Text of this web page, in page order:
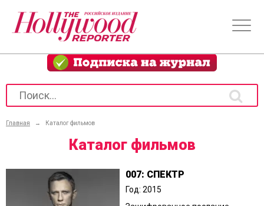
Главная → Каталог фильмов
Каталог фильмов
007: СПЕКТР
Год: 2015